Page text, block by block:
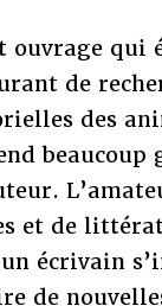
ouvrage qui
de
des
beaucoup
et de
écrivain
de